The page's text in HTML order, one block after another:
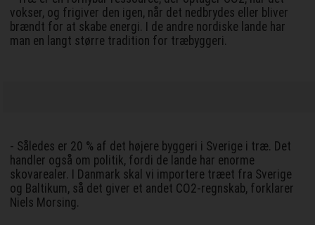
vokser, og frigiver den igen, når det nedbrydes eller bliver
brændt for at skabe energi. I de andre nordiske lande har
man en langt større tradition for træbyggeri.
- Således er 20 % af det højere byggeri i Sverige i træ. Det
handler også om politik, fordi de lande har enorme
skovarealer. I Danmark skal vi importere træet fra Sverige
og Baltikum, så det giver et andet CO2-regnskab, forklarer
Niels Morsing.